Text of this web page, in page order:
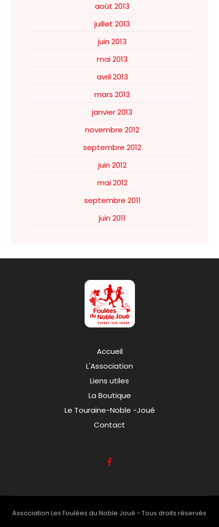
août 2013
juillet 2013
juin 2013
mai 2013
avril 2013
mars 2013
janvier 2013
novembre 2012
septembre 2012
juin 2012
mai 2012
septembre 2011
juin 2011
Accueil
L'Association
Liens utiles
La Boutique
Le Touraine-Noble -Joué
Contact
Association Les Foulées du Noble Joué - Tous droits réservés